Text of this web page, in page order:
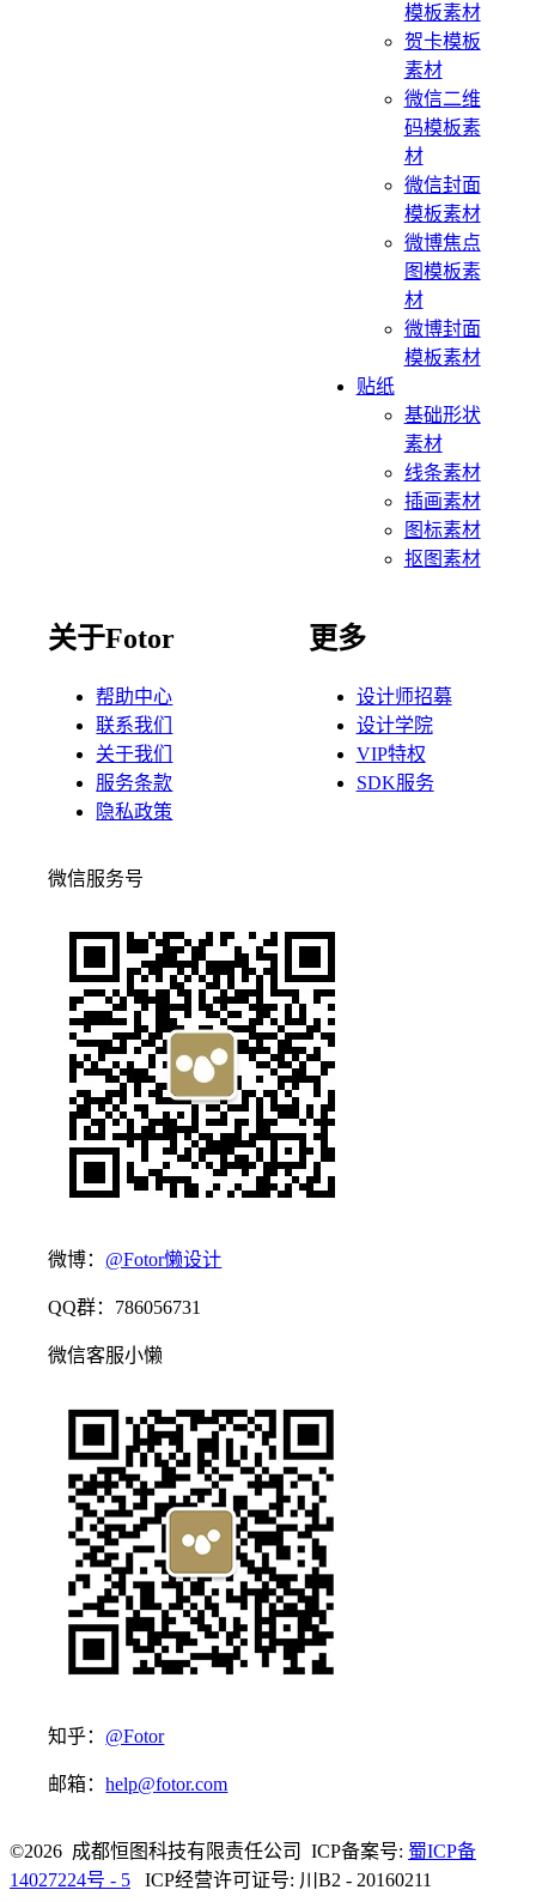
模板素材
贺卡模板
素材
微信二维
码模板素
材
微信封面
模板素材
微博焦点
图模板素
材
微博封面
模板素材
贴纸
基础形状
素材
线条素材
插画素材
图标素材
抠图素材
关于Fotor
帮助中心
联系我们
关于我们
服务条款
隐私政策
更多
设计师招募
设计学院
VIP特权
SDK服务
微信服务号
微博： @Fotor懒设计
QQ群：786056731
微信客服小懒
知乎： @Fotor
邮箱：help@fotor.com
©2026 成都恒图科技有限责任公司 ICP备案号: 蜀ICP备
14027224号 - 5 ICP经营许可证号: 川B2 - 20160211